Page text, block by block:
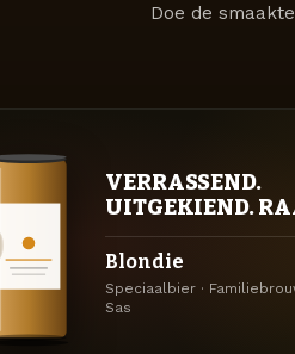
Doe de
VERRASSEND.
UITGEKIEND.
Blondie
Speciaalbier ·
Sas